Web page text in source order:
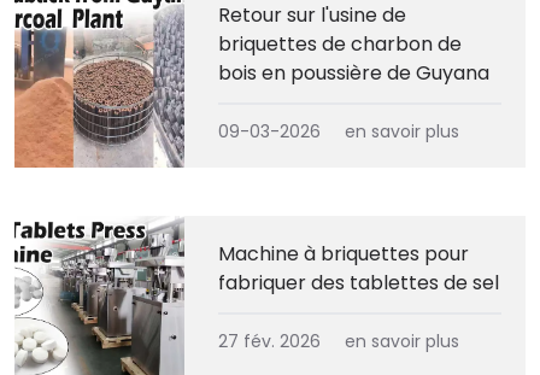
Retour sur l'usine de
briquettes de charbon de
bois en poussière de Guyana
09-03-2026 en savoir plus
Machine à briquettes pour
fabriquer des tablettes de sel
27 fév. 2026 en savoir plus